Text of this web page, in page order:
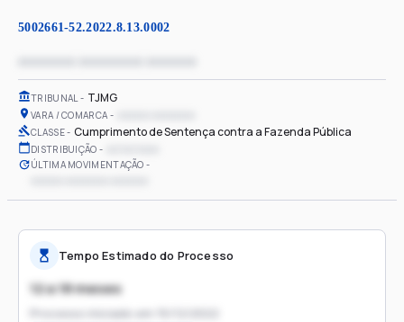
5002661-52.2022.8.13.0002
TRIBUNAL TJMG
VARA / COMARCA
CLASSE Cumprimento de Sentença contra a Fazenda Pública
DISTRIBUIÇÃO
ÚLTIMA MOVIMENTAÇÃO
Tempo Estimado do Processo
12 a 18 meses
Processo iniciado em